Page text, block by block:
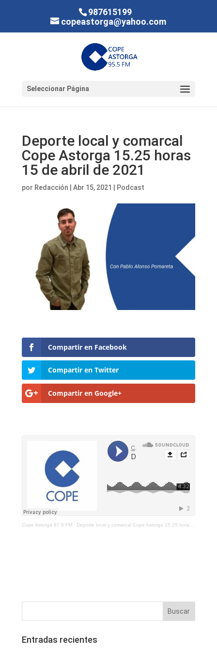
987615199
copeastorga@yahoo.com
Seleccionar Página
Deporte local y comarcal
Cope Astorga 15.25 horas
15 de abril de 2021
por Redacción Abr 15, 2021 Podcast
Compartir en Facebook
Compartir en Twitter
Compartir en Google+
Cope Astorga 87.6 FM· Deporte local y comarcal Cope Astorga 15.25 horas 15 de abril de 2021
Entradas recientes